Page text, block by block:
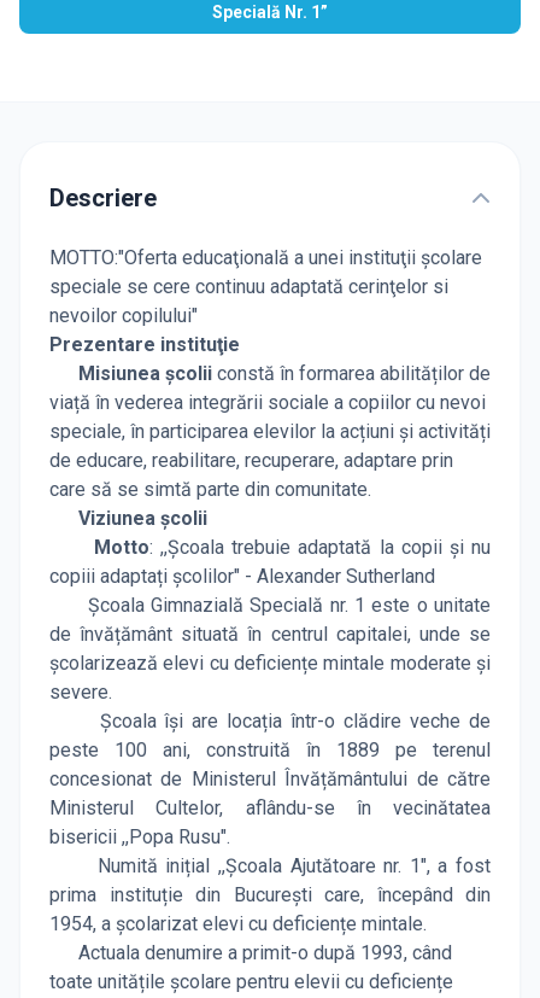
Specială Nr. 1”
Descriere
MOTTO:"Oferta educaţională a unei instituţii şcolare
speciale se cere continuu adaptată cerinţelor si
nevoilor copilului"
Prezentare instituţie
Misiunea școlii constă în formarea abilităților de
viață în vederea integrării sociale a copiilor cu nevoi
speciale, în participarea elevilor la acțiuni și activități
de educare, reabilitare, recuperare, adaptare prin
care să se simtă parte din comunitate.
Viziunea școlii
Motto: ,,Școala trebuie adaptată la copii și nu
copiii adaptați școlilor" - Alexander Sutherland
Școala Gimnazială Specială nr. 1 este o unitate
de învățământ situată în centrul capitalei, unde se
școlarizează elevi cu deficiențe mintale moderate și
severe.
Școala își are locația într-o clădire veche de
peste 100 ani, construită în 1889 pe terenul
concesionat de Ministerul Învățământului de către
Ministerul Cultelor, aflându-se în vecinătatea
bisericii ,,Popa Rusu".
Numită inițial ,,Școala Ajutătoare nr. 1", a fost
prima instituție din București care, începând din
1954, a școlarizat elevi cu deficiențe mintale.
Actuala denumire a primit-o după 1993, când
toate unitățile școlare pentru elevii cu deficiențe